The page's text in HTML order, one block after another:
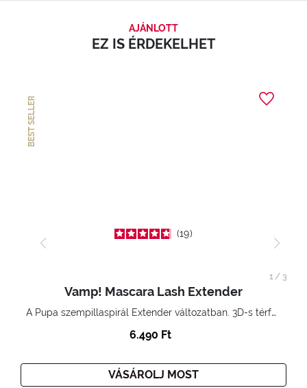
AJÁNLOTT
EZ IS ÉRDEKELHET
BEST SELLER
19
Vamp! Mascara Lash Extender
A Pupa szempillaspirál Extender változatban. 3D-s térfogatnövelő hatás. Hihetetlenül hosszú és göndör szempillák
6.490 Ft
VÁSÁROLJ MOST
1/ 3